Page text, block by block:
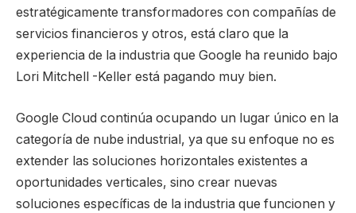
estratégicamente transformadores con compañías de
servicios financieros y otros, está claro que la
experiencia de la industria que Google ha reunido bajo
Lori Mitchell -Keller está pagando muy bien.
Google Cloud continúa ocupando un lugar único en la
categoría de nube industrial, ya que su enfoque no es
extender las soluciones horizontales existentes a
oportunidades verticales, sino crear nuevas
soluciones específicas de la industria que funcionen y